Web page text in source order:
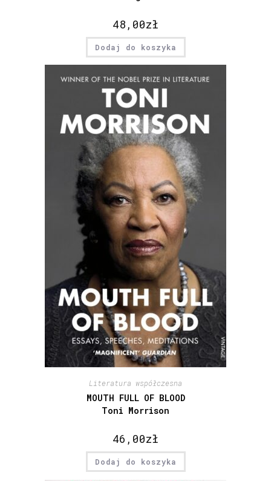
48,00zł
Dodaj do koszyka
Literatura współczesna
MOUTH FULL OF BLOOD
Toni Morrison
46,00zł
Dodaj do koszyka